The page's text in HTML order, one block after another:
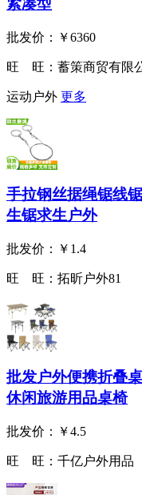
紧凑型
批发价： ￥6360
旺 旺： 蓄策商贸有限
运动户外 更多
手拉钢丝据绳锯线
生锯求生户外
批发价： ￥1.4
旺 旺： 拓昕户外81
批发户外便携折叠
休闲旅游用品桌椅
批发价： ￥4.5
旺 旺： 千亿户外用品